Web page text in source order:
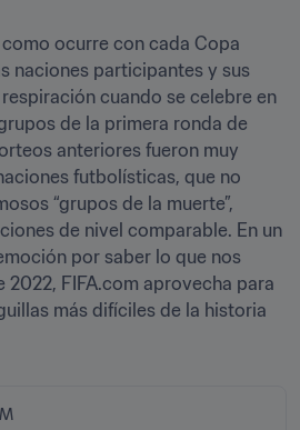
como ocurre con cada Copa
naciones participantes y sus
cuando se celebre en
de la primera ronda de
anteriores fueron muy
futbolísticas, que no
“grupos de la muerte”,
de nivel comparable. En un
por saber lo que nos
2022, FIFA.com aprovecha para
más difíciles de la historia